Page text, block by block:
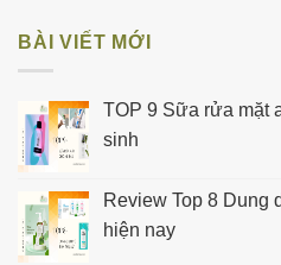
BÀI VIẾT MỚI
TOP 9 Sữa rửa mặt
sinh
Review Top 8 Dung
hiện nay